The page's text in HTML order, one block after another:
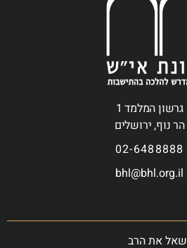
גרשון המלמד 1
הר נוף, ירושלים
02-6488888
bhl@bhl.org.il
שאל את הרב